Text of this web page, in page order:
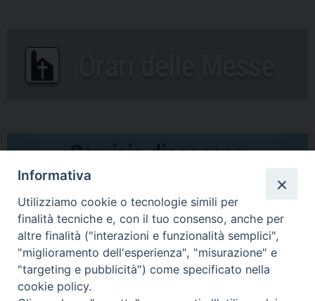
Comunicati Stampa
Il cordoglio dei Vescovi di Puglia per la morte di S.E.R. Mons. Agostino
Superbo
Informativa
Utilizziamo cookie o tecnologie simili per
finalità tecniche e, con il tuo consenso, anche per
altre finalità ("interazioni e funzionalità semplici",
"miglioramento dell'esperienza", "misurazione" e
"targeting e pubblicità") come specificato nella
cookie policy.